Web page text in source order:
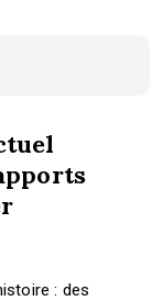
: des